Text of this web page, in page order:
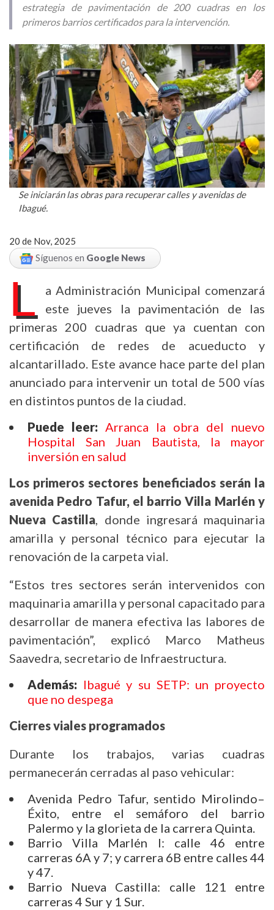
estrategia de pavimentación de 200 cuadras en los
primeros barrios certificados para la intervención.
Se iniciarán las obras para recuperar calles y avenidas de
Ibagué.
20 de Nov, 2025
Síguenos en Google News
L
a Administración Municipal comenzará
este jueves la pavimentación de las
primeras 200 cuadras que ya cuentan con
certificación de redes de acueducto y
alcantarillado. Este avance hace parte del plan
anunciado para intervenir un total de 500 vías
en distintos puntos de la ciudad.
Puede leer: Arranca la obra del nuevo
Hospital San Juan Bautista, la mayor
inversión en salud
Los primeros sectores beneficiados serán la
avenida Pedro Tafur, el barrio Villa Marlén y
Nueva Castilla, donde ingresará maquinaria
amarilla y personal técnico para ejecutar la
renovación de la carpeta vial.
“Estos tres sectores serán intervenidos con
maquinaria amarilla y personal capacitado para
desarrollar de manera efectiva las labores de
pavimentación”, explicó Marco Matheus
Saavedra, secretario de Infraestructura.
Además: Ibagué y su SETP: un proyecto
que no despega
Cierres viales programados
Durante los trabajos, varias cuadras
permanecerán cerradas al paso vehicular:
Avenida Pedro Tafur, sentido Mirolindo–
Éxito, entre el semáforo del barrio
Palermo y la glorieta de la carrera Quinta.
Barrio Villa Marlén I: calle 46 entre
carreras 6A y 7; y carrera 6B entre calles 44
y 47.
Barrio Nueva Castilla: calle 121 entre
carreras 4 Sur y 1 Sur.